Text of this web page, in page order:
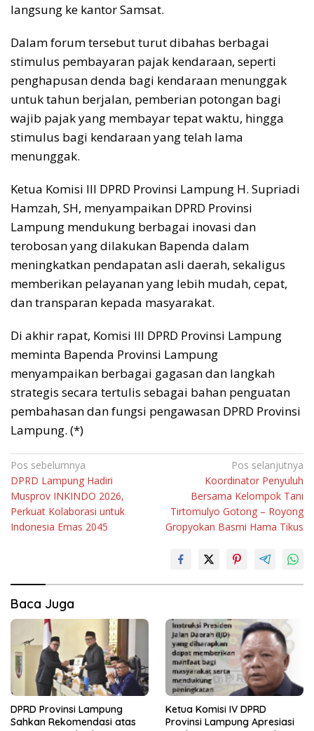
langsung ke kantor Samsat.
Dalam forum tersebut turut dibahas berbagai
stimulus pembayaran pajak kendaraan, seperti
penghapusan denda bagi kendaraan menunggak
untuk tahun berjalan, pemberian potongan bagi
wajib pajak yang membayar tepat waktu, hingga
stimulus bagi kendaraan yang telah lama
menunggak.
Ketua Komisi III DPRD Provinsi Lampung H. Supriadi
Hamzah, SH, menyampaikan DPRD Provinsi
Lampung mendukung berbagai inovasi dan
terobosan yang dilakukan Bapenda dalam
meningkatkan pendapatan asli daerah, sekaligus
memberikan pelayanan yang lebih mudah, cepat,
dan transparan kepada masyarakat.
Di akhir rapat, Komisi III DPRD Provinsi Lampung
meminta Bapenda Provinsi Lampung
menyampaikan berbagai gagasan dan langkah
strategis secara tertulis sebagai bahan penguatan
pembahasan dan fungsi pengawasan DPRD Provinsi
Lampung. (*)
Navigasi
pos
Pos sebelumnya
DPRD Lampung Hadiri
Musprov INKINDO 2026,
Perkuat Kolaborasi untuk
Indonesia Emas 2045
Pos selanjutnya
Koordinator Penyuluh
Bersama Kelompok Tani
Tirtomulyo Gotong – Royong
Gropyokan Basmi Hama Tikus
Baca Juga
DPRD Provinsi Lampung
Sahkan Rekomendasi atas
Ketua Komisi IV DPRD
Provinsi Lampung Apresiasi